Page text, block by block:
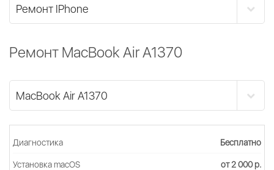
Ремонт MacBook Air A1370
Диагностика Бесплатно
Установка macOS от 2 000 р.